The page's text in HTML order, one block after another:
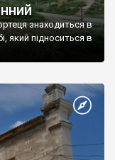
знаходиться в
який підноситься в